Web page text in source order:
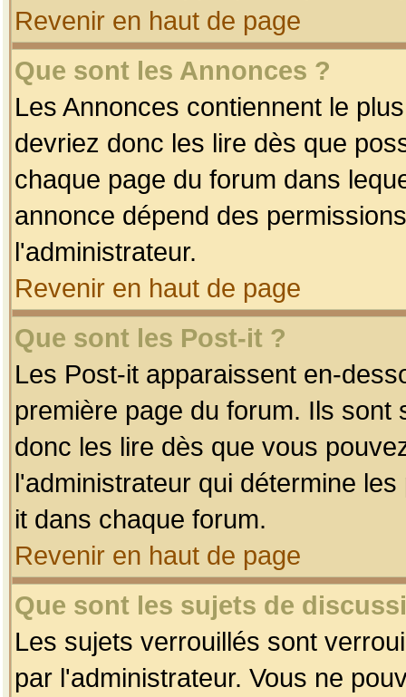
Revenir en haut de page
Que sont les Annonces ?
Les Annonces contiennent le
devriez donc les lire dès que
chaque page du forum dans
annonce dépend des
l'administrateur.
Revenir en haut de page
Que sont les Post-it ?
Les Post-it apparaissent en-
première page du forum. Ils
donc les lire dès que vous
l'administrateur qui détermine
it dans chaque forum.
Revenir en haut de page
Que sont les sujets de
Les sujets verrouillés sont
par l'administrateur. Vous ne